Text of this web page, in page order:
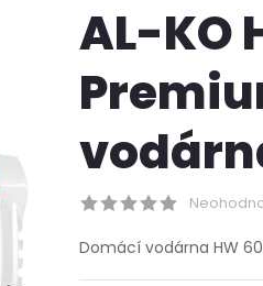
AL-KO
Domácí vodárna HW